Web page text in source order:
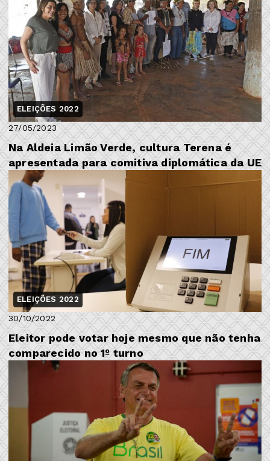
ELEIÇÕES 2022
27/05/2023
Na Aldeia Limão Verde, cultura Terena é
apresentada para comitiva diplomática da UE
ELEIÇÕES 2022
30/10/2022
Eleitor pode votar hoje mesmo que não tenha
comparecido no 1º turno